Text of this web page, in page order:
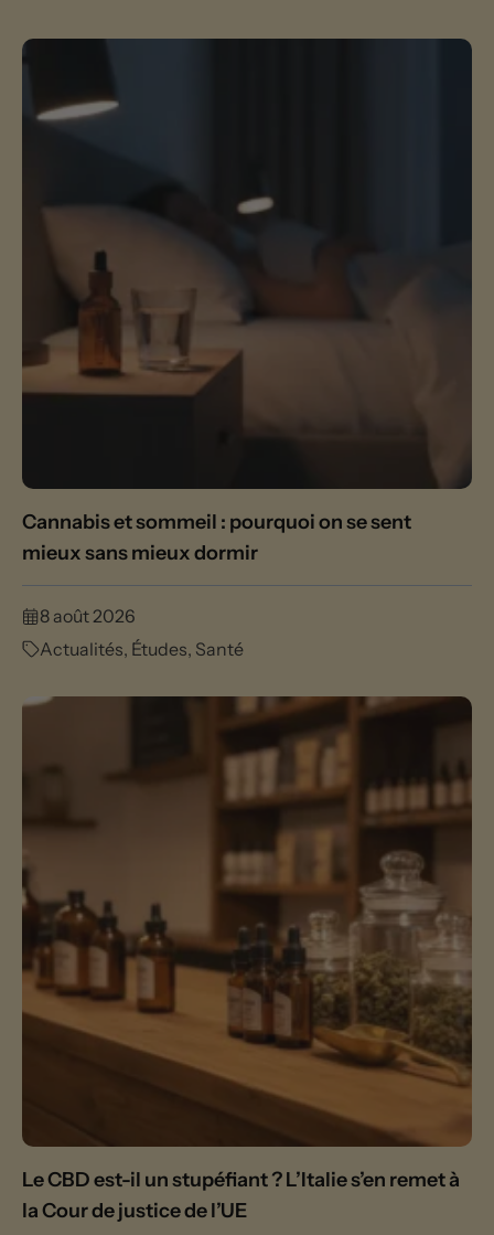
Cannabis et sommeil : pourquoi on se sent
mieux sans mieux dormir
8 août 2026
Actualités, Études, Santé
Le CBD est-il un stupéfiant ? L’Italie s’en remet à
la Cour de justice de l’UE